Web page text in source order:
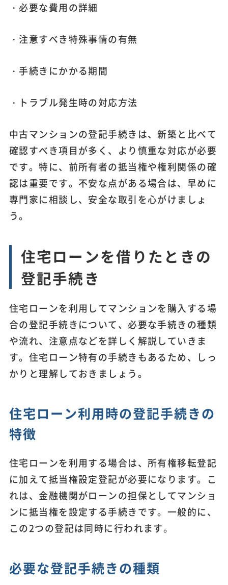
・必要な費用の詳細
・注意すべき特殊事情の有無
・手続きにかかる期間
・トラブル発生時の対応方法
中古マンションの登記手続きは、新築と比べて
確認すべき項目が多く、より慎重な対応が必要
です。特に、前所有者の抵当権や権利関係の確
認は重要です。不安な点がある場合は、早めに
専門家に相談し、安全な取引を心がけましょ
う。
住宅ローンを借りたときの
登記手続き
住宅ローンを利用してマンションを購入する場
合の登記手続きについて、必要な手続きの種類
や流れ、注意点などを詳しく解説していきま
す。住宅ローン特有の手続きもあるため、しっ
かりと理解しておきましょう。
住宅ローン利用時の登記手続きの
特徴
住宅ローンを利用する場合は、所有権移転登記
に加えて抵当権設定登記が必要になります。こ
れは、金融機関がローンの担保としてマンショ
ンに抵当権を設定する手続きです。一般的に、
この2つの登記は同時に行われます。
必要な登記手続きの種類